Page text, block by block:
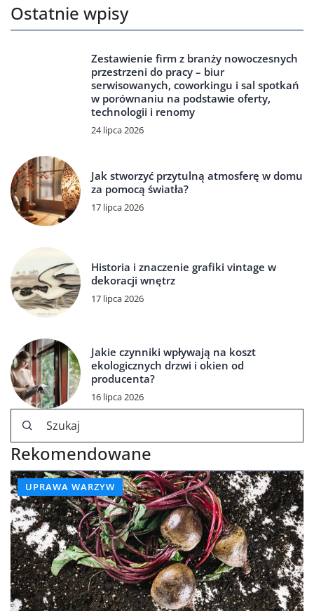
Ostatnie wpisy
Zestawienie firm z branży nowoczesnych
przestrzeni do pracy – biur
serwisowanych, coworkingu i sal spotkań
w porównaniu na podstawie oferty,
technologii i renomy
24 lipca 2026
Jak stworzyć przytulną atmosferę w domu
za pomocą światła?
17 lipca 2026
Historia i znaczenie grafiki vintage w
dekoracji wnętrz
17 lipca 2026
Jakie czynniki wpływają na koszt
ekologicznych drzwi i okien od
producenta?
16 lipca 2026
Rekomendowane
UPRAWA WARZYW